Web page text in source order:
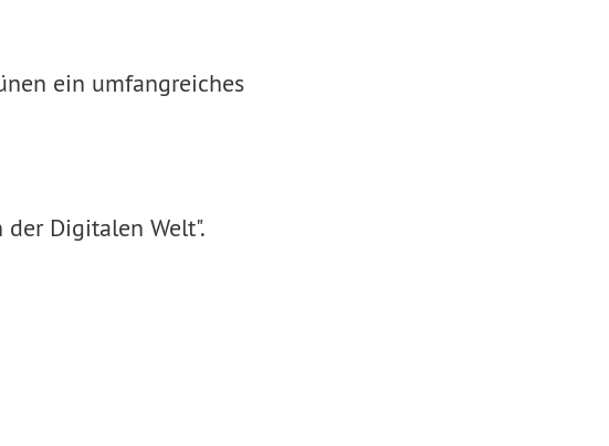
ein umfangreiches
Digitalen Welt".